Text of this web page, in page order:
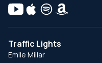
Traffic Lights
Emile Millar